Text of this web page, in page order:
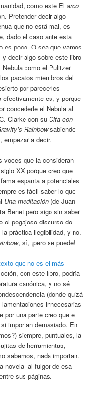
como este Elarco
Pretender decir algo
que no está mal, es
dado el caso ante esta
es poco. O sea que vamos
decir algo sobre este libro
Nebula como el Pulitzer
pacatos miembros del
por parecerles
efectivamente es, y porque
concederle el Nebula al
Clarke con suCita con
Rainbowsabiendo
empezar a decir.
voces que la consideran
XX porque creo que
espanta a potenciales
es fácil saber lo que
Una meditación (de Juan
Benet pero sigo sin saber
el pegajoso discurso de
práctica ilegibilidad, y no.
, sí, ¡pero se puede!
que no es el más
con este libro, podría
canónica, y no sé
(donde quizá
innecesarias
por una parte creo que el
importan demasiado. En
siempre, puntuales, la
de herramientas,
sabemos, nada importan.
novela, al fulgor de esa
sus páginas.